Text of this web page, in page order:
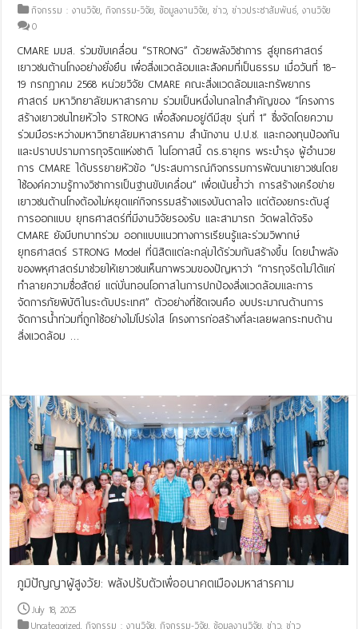
กิจกรรม : งานวิจัย,กิจกรรม-วิจัย,ข้อมูลงานวิจัย,ข่าว,ข่าวประชาสัมพันธ์,งานวิจัย
0
CMARE มมส. ร่วมขับเคลื่อน “STRONG” ด้วยพลังวิชาการ สู่ยุทธศาสตร์
เยาวชนต้านโกงอย่างยั่งยืน เพื่อสิ่งแวดล้อมและสังคมที่เป็นธรรม เมื่อวันที่ 18–
19 กรกฎาคม 2568 หน่วยวิจัย CMARE คณะสิ่งแวดล้อมและทรัพยากร
ศาสตร์ มหาวิทยาลัยมหาสารคาม ร่วมเป็นหนึ่งในกลไกสำคัญของ “โครงการ
สร้างเยาวชนไทยหัวใจ STRONG เพื่อสังคมอยู่ดีมีสุข รุ่นที่ 1” ซึ่งจัดโดยความ
ร่วมมือระหว่างมหาวิทยาลัยมหาสารคาม สำนักงาน ป.ป.ช. และกองทุนป้องกัน
และปราบปรามการทุจริตแห่งชาติ ในโอกาสนี้ ดร.ธายุกร พระบำรุง ผู้อำนวย
การ CMARE ได้บรรยายหัวข้อ “ประสบการณ์กิจกรรมการพัฒนาเยาวชนโดย
ใช้องค์ความรู้ทางวิชาการเป็นฐานขับเคลื่อน” เพื่อเน้นย้ำว่า การสร้างเครือข่าย
เยาวชนต้านโกงต้องไม่หยุดแค่กิจกรรมสร้างแรงบันดาลใจ แต่ต้องยกระดับสู่
การออกแบบ ยุทธศาสตร์ที่มีงานวิจัยรองรับ และสามารถ วัดผลได้จริง
CMARE ยังมีบทบาทร่วม ออกแบบแนวทางการเรียนรู้และร่วมวิพากษ์
ยุทธศาสตร์ STRONG Model ที่นิสิตแต่ละกลุ่มได้ร่วมกันสร้างขึ้น โดยนำพลัง
ของพหุศาสตร์มาช่วยให้เยาวชนเห็นภาพรวมของปัญหาว่า “การทุจริตไม่ได้แค่
ทำลายความซื่อสัตย์ แต่บั่นทอนโอกาสในการปกป้องสิ่งแวดล้อมและการ
จัดการภัยพิบัติในระดับประเทศ” ตัวอย่างที่ชัดเจนคือ งบประมาณด้านการ
จัดการน้ำท่วมที่ถูกใช้อย่างไม่โปร่งใส โครงการก่อสร้างที่ละเลยผลกระทบด้าน
สิ่งแวดล้อม …
ภูมิปัญญาผู้สูงวัย: พลังปรับตัวเพื่ออนาคตเมืองมหาสารคาม
July 18, 2025
Uncategorized,กิจกรรม : งานวิจัย,กิจกรรม-วิจัย,ข้อมูลงานวิจัย,ข่าว,ข่าว